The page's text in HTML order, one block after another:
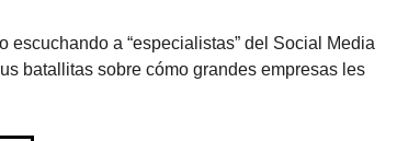
escuchando a “especialistas” del Social Media
batallitas sobre cómo grandes empresas les